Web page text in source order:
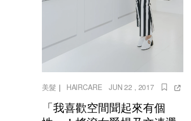
美髮 ｜ HAIRCARE JUN 22 , 2017
「我喜歡空間聞起來有個